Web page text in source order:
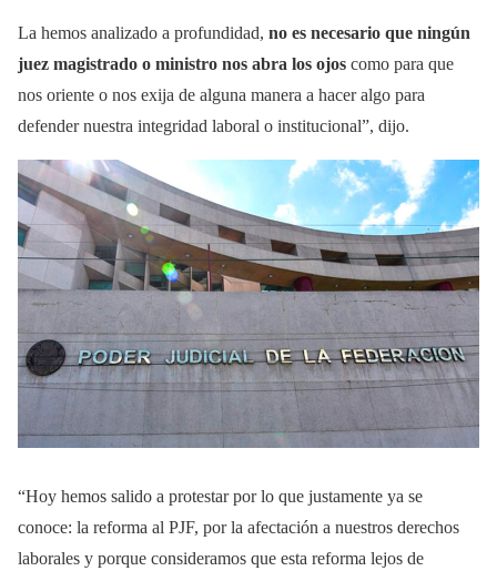
La hemos analizado a profundidad, no es necesario que ningún
juez magistrado o ministro nos abra los ojos como para que
nos oriente o nos exija de alguna manera a hacer algo para
defender nuestra integridad laboral o institucional”, dijo.
“Hoy hemos salido a protestar por lo que justamente ya se
conoce: la reforma al PJF, por la afectación a nuestros derechos
laborales y porque consideramos que esta reforma lejos de